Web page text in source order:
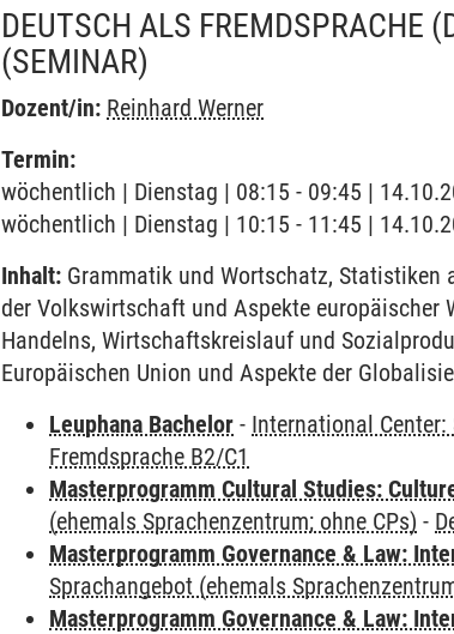
DEUTSCH ALS FREMDSPRACHE
(SEMINAR)
Dozent/in: Reinhard Werner
Termin:
wöchentlich | Dienstag | 08:15 - 09:45 |
wöchentlich | Dienstag | 10:15 - 11:45 |
Inhalt: Grammatik und Wortschatz, Statistiken
der Volkswirtschaft und Aspekte
Handelns, Wirtschaftskreislauf und
Europäischen Union und Aspekte der
Leuphana Bachelor - International
Fremdsprache B2/C1
Masterprogramm Cultural Studies:
(ehemals Sprachenzentrum; ohne CPs) -
Masterprogramm Governance & Law:
Sprachangebot (ehemals
Masterprogramm Governance & Law: